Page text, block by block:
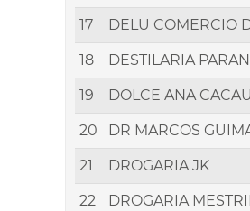
17 DELU COMERCIO
18 DESTILARIA
19 DOLCE ANA
20 DR MARCOS
21 DROGARIA JK
22 DROGARIA